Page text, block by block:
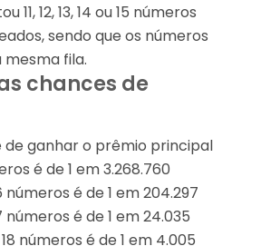
11, 12, 13, 14 ou 15 números
sendo que os números
fila.
chances de
de ganhar o prêmio principal
é de 1 em 3.268.760
é de 1 em 204.297
é de 1 em 24.035
números é de 1 em 4.005